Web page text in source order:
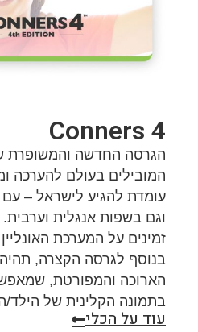
Conners 4
הגרסה החדשה והמשופרת
עומדת להגיע לישראל –
וגם בשפות אנגלית וערבית.
בנוסף לגרסה הקצרה,
הארוכה והמפורטת,
בתמונה הקלינית של הילד/
עוד על הכלי